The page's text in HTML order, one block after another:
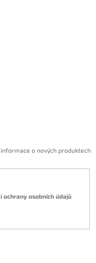
o nových produktech
ochrany osobních údajů